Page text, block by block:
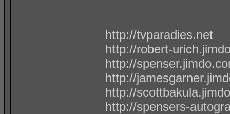
http://tvparadies.net
http://robert-
http://
http://
http://
http://spensers-